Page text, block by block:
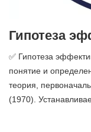
Гипотеза
✅ Гипотеза
понятие и
теория,
(1970).